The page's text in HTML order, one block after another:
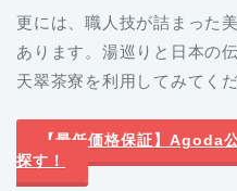
更には、職人技が詰まった
あります。湯巡りと日本の
天翠茶寮を利用してみてく
【最低価格保証】Agoda
探す！